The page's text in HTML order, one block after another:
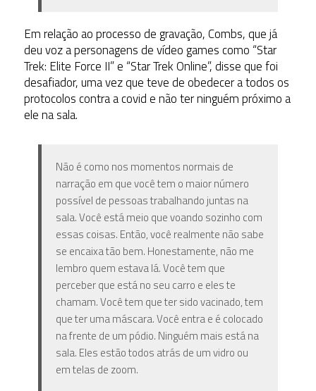
Em relação ao processo de gravação, Combs, que já
deu voz a personagens de vídeo games como “Star
Trek: Elite Force II” e “Star Trek Online”, disse que foi
desafiador, uma vez que teve de obedecer a todos os
protocolos contra a covid e não ter ninguém próximo a
ele na sala.
Não é como nos momentos normais de
narração em que você tem o maior número
possível de pessoas trabalhando juntas na
sala. Você está meio que voando sozinho com
essas coisas. Então, você realmente não sabe
se encaixa tão bem. Honestamente, não me
lembro quem estava lá. Você tem que
perceber que está no seu carro e eles te
chamam. Você tem que ter sido vacinado, tem
que ter uma máscara. Você entra e é colocado
na frente de um pódio. Ninguém mais está na
sala. Eles estão todos atrás de um vidro ou
em telas de zoom.